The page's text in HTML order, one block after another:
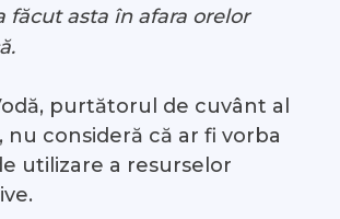
făcut asta în afara orelor
purtătorul de cuvânt al
nu consideră că ar fi vorba
utilizare a resurselor